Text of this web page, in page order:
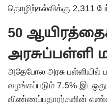
தொழிற்கல்விக்கு 2,311
50
அதேபோல அரசு பள்ளியில்
வழங்கப்படும் 7.5%
விண்ணப்பதாரர்களின்